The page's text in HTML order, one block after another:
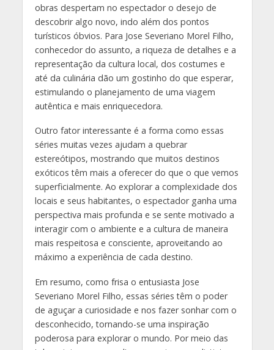
obras despertam no espectador o desejo de
descobrir algo novo, indo além dos pontos
turísticos óbvios. Para Jose Severiano Morel Filho,
conhecedor do assunto, a riqueza de detalhes e a
representação da cultura local, dos costumes e
até da culinária dão um gostinho do que esperar,
estimulando o planejamento de uma viagem
autêntica e mais enriquecedora.
Outro fator interessante é a forma como essas
séries muitas vezes ajudam a quebrar
estereótipos, mostrando que muitos destinos
exóticos têm mais a oferecer do que o que vemos
superficialmente. Ao explorar a complexidade dos
locais e seus habitantes, o espectador ganha uma
perspectiva mais profunda e se sente motivado a
interagir com o ambiente e a cultura de maneira
mais respeitosa e consciente, aproveitando ao
máximo a experiência de cada destino.
Em resumo, como frisa o entusiasta Jose
Severiano Morel Filho, essas séries têm o poder
de aguçar a curiosidade e nos fazer sonhar com o
desconhecido, tornando-se uma inspiração
poderosa para explorar o mundo. Por meio das